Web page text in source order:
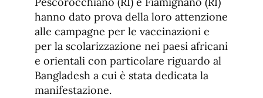
hanno dato prova della loro attenzione
alle campagne per le vaccinazioni e
per la scolarizzazione nei paesi africani
e orientali con particolare riguardo al
Bangladesh a cui è stata dedicata la
manifestazione.